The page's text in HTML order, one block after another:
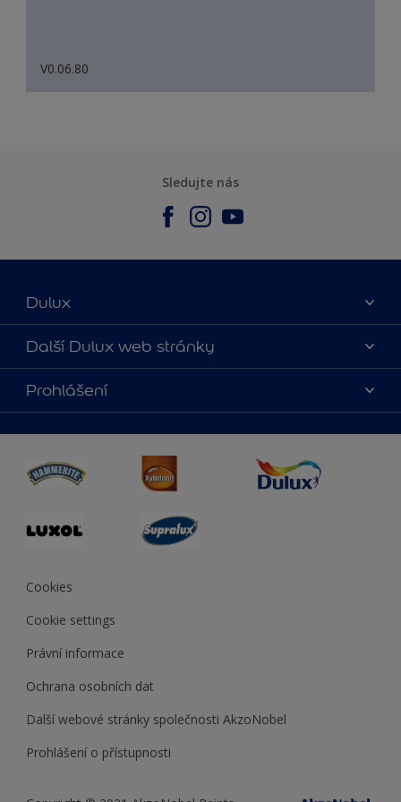
V0.06.80
Sledujte nás
Dulux
O nás
Kontaktujte nás
Najít obchod
Další Dulux web stránky
duluxmalir.cz
duluxmaliar.sk
duluxprodejnabarev.cz
duluxpredajnafarieb.sk
Prohlášení
Cookies
Cookie settings
Právní informace
Ochrana osobních dat
Další webové stránky společnosti AkzoNobel
Prohlášení o přístupnosti